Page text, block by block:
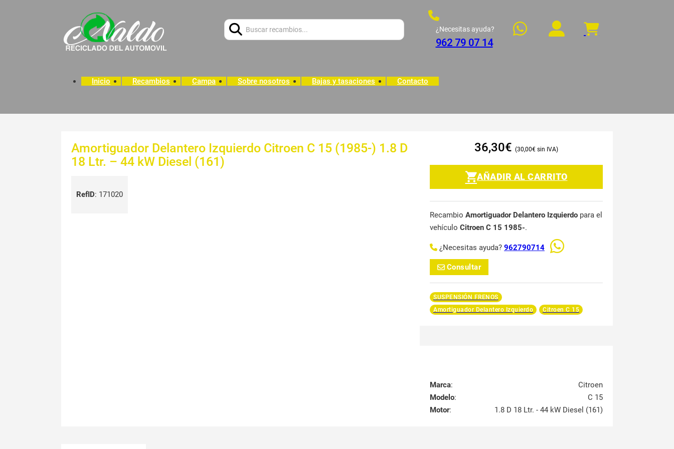
¿Necesitas ayuda?
962 79 07 14
Inicio Recambios Campa Sobre nosotros Bajas y tasaciones Contacto
Amortiguador Delantero Izquierdo Citroen C 15 (1985-) 1.8 D
18 Ltr. – 44 kW Diesel (161)
RefID: 171020
36,30€ 30,00€
AÑADIR AL CARRITO
Recambio Amortiguador Delantero Izquierdo para el
vehículo Citroen C 15 1985-.
¿Necesitas ayuda? 962790714
Consultar
SUSPENSIÓN FRENOS
Amortiguador Delantero Izquierdo
Citroen C 15
Marca:
Citroen
Modelo:
C 15
Motor: 1.8 D 18 Ltr. - 44 kW Diesel (161)